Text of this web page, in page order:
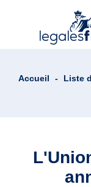
Accueil - Liste